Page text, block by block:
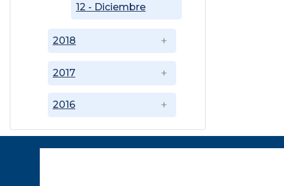
2016
2017
2018
12 - Diciembre